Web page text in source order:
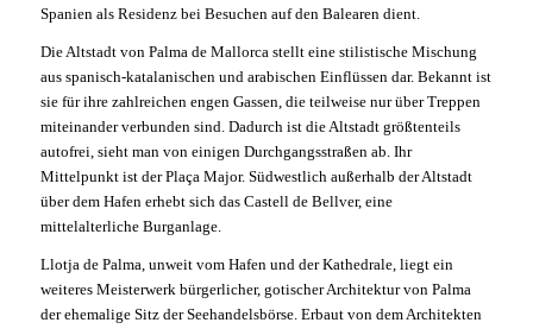
Spanien als Residenz bei Besuchen auf den Balearen dient.
Die Altstadt von Palma de Mallorca stellt eine stilistische Mischung
aus spanisch-katalanischen und arabischen Einflüssen dar. Bekannt ist
sie für ihre zahlreichen engen Gassen, die teilweise nur über Treppen
miteinander verbunden sind. Dadurch ist die Altstadt größtenteils
autofrei, sieht man von einigen Durchgangsstraßen ab. Ihr
Mittelpunkt ist der Plaça Major. Südwestlich außerhalb der Altstadt
über dem Hafen erhebt sich das Castell de Bellver, eine
mittelalterliche Burganlage.
Llotja de Palma, unweit vom Hafen und der Kathedrale, liegt ein
weiteres Meisterwerk bürgerlicher, gotischer Architektur von Palma
der ehemalige Sitz der Seehandelsbörse. Erbaut von dem Architekten